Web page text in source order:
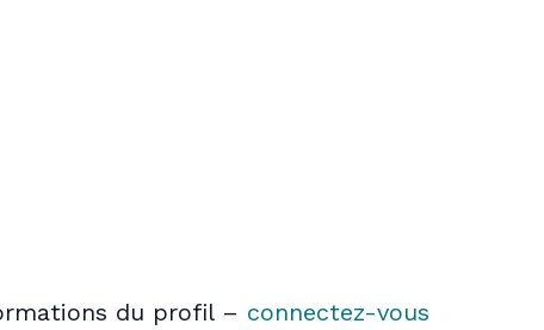
du profil – connectez-vous